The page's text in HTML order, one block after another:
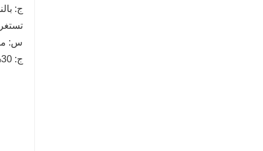
تستغرق حوالي 15
س:
ج: 30% T/T كوديعة مقدمة، 70% قبل التسليم، سوف نعرض لك الصور والحزمة قبل دفع الرصيد.